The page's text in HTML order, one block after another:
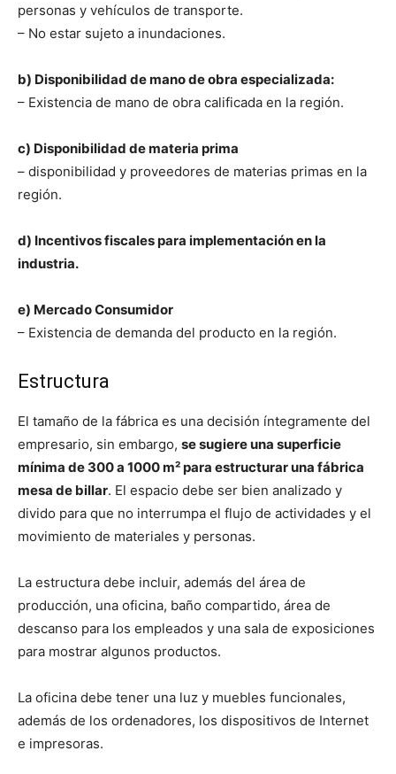
personas y vehículos de transporte.
– No estar sujeto a inundaciones.
b) Disponibilidad de mano de obra especializada:
– Existencia de mano de obra calificada en la región.
c) Disponibilidad de materia prima
– disponibilidad y proveedores de materias primas en la
región.
d) Incentivos fiscales para implementación en la
industria.
e) Mercado Consumidor
– Existencia de demanda del producto en la región.
Estructura
El tamaño de la fábrica es una decisión íntegramente del
empresario, sin embargo, se sugiere una superficie
mínima de 300 a 1000 m² para estructurar una fábrica
mesa de billar. El espacio debe ser bien analizado y
divido para que no interrumpa el flujo de actividades y el
movimiento de materiales y personas.
La estructura debe incluir, además del área de
producción, una oficina, baño compartido, área de
descanso para los empleados y una sala de exposiciones
para mostrar algunos productos.
La oficina debe tener una luz y muebles funcionales,
además de los ordenadores, los dispositivos de Internet
e impresoras.